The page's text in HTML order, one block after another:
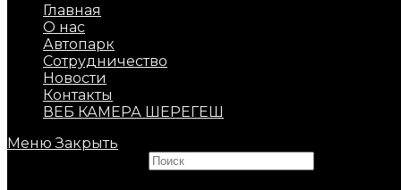
Главная
О нас
Автопарк
Сотрудничество
Новости
Контакты
ВЕБ КАМЕРА ШЕРЕГЕШ
Меню Закрыть